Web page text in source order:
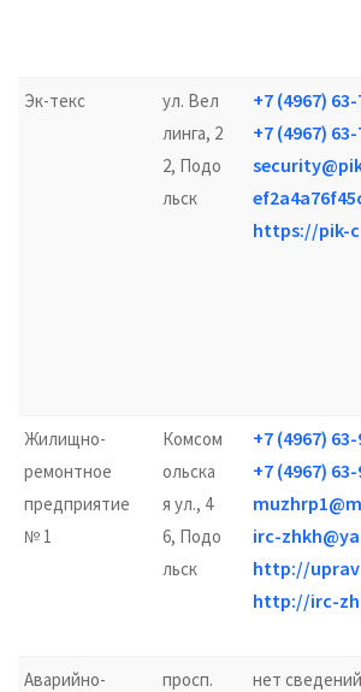
Эк-текс
ул. Вел
линга, 2
2, Подо
льск
+7 (4967)
+7 (4967)
https://pik-
Жилищно-
ремонтное
предприятие
№ 1
Комсом
ольска
я ул., 4
6, Подо
льск
+7 (4967)
+7 (4967)
irc-
http://
http://irc-
Аварийно-
просп.
нет сведений